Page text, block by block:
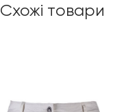
Схожі товари